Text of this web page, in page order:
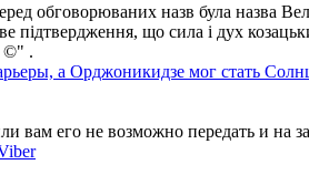
обговорюваних назв була
підтвердження, що сила і дух
©" .
а Орджоникидзе мог стать
его не возможно передать и на